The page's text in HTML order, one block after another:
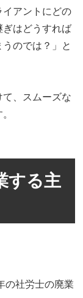
イアントにどの
はどうすれば
のでは？」と
、スムーズな
する主
の社労士の廃業